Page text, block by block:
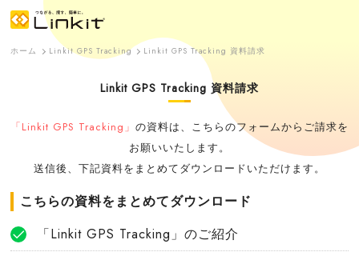
ホーム Linkit GPS Tracking Linkit GPS Tracking 資料請求
Linkit GPS Tracking 資料請求
「Linkit GPS Tracking」 の資料は、こちらのフォームからご請求を
お願いいたします。
送信後、下記資料をまとめてダウンロードいただけます。
こちらの資料をまとめてダウンロード
「Linkit GPS Tracking」のご紹介